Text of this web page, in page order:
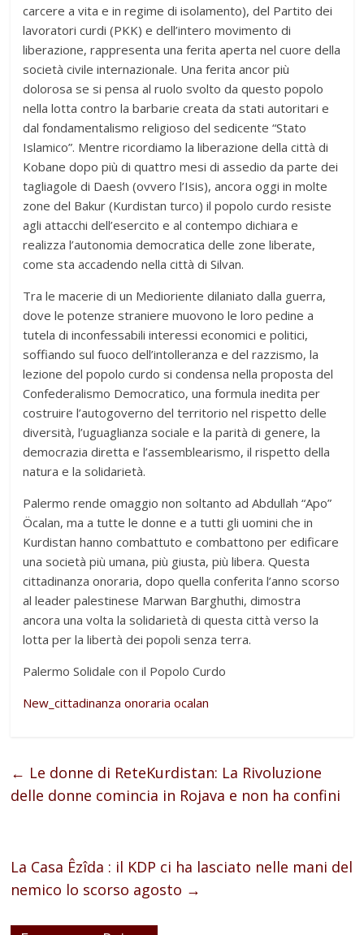
carcere a vita e in regime di isolamento), del Partito dei
lavoratori curdi (PKK) e dell’intero movimento di
liberazione, rappresenta una ferita aperta nel cuore della
società civile internazionale. Una ferita ancor più
dolorosa se si pensa al ruolo svolto da questo popolo
nella lotta contro la barbarie creata da stati autoritari e
dal fondamentalismo religioso del sedicente “Stato
Islamico”. Mentre ricordiamo la liberazione della città di
Kobane dopo più di quattro mesi di assedio da parte dei
tagliagole di Daesh (ovvero l’Isis), ancora oggi in molte
zone del Bakur (Kurdistan turco) il popolo curdo resiste
agli attacchi dell’esercito e al contempo dichiara e
realizza l’autonomia democratica delle zone liberate,
come sta accadendo nella città di Silvan.
Tra le macerie di un Medioriente dilaniato dalla guerra,
dove le potenze straniere muovono le loro pedine a
tutela di inconfessabili interessi economici e politici,
soffiando sul fuoco dell’intolleranza e del razzismo, la
lezione del popolo curdo si condensa nella proposta del
Confederalismo Democratico, una formula inedita per
costruire l’autogoverno del territorio nel rispetto delle
diversità, l’uguaglianza sociale e la parità di genere, la
democrazia diretta e l’assemblearismo, il rispetto della
natura e la solidarietà.
Palermo rende omaggio non soltanto ad Abdullah “Apo”
Öcalan, ma a tutte le donne e a tutti gli uomini che in
Kurdistan hanno combattuto e combattono per edificare
una società più umana, più giusta, più libera. Questa
cittadinanza onoraria, dopo quella conferita l’anno scorso
al leader palestinese Marwan Barghuthi, dimostra
ancora una volta la solidarietà di questa città verso la
lotta per la libertà dei popoli senza terra.
Palermo Solidale con il Popolo Curdo
New_cittadinanza onoraria ocalan
← Le donne di ReteKurdistan: La Rivoluzione
delle donne comincia in Rojava e non ha confini
La Casa Êzîda : il KDP ci ha lasciato nelle mani del
nemico lo scorso agosto →